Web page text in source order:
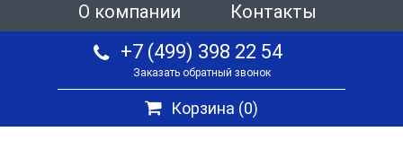
О компании
Контакты
+7 (499) 398 22 54
Заказать обратный звонок
Корзина (0)